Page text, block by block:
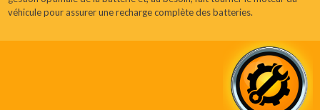
véhicule pour assurer une recharge complète des batteries.